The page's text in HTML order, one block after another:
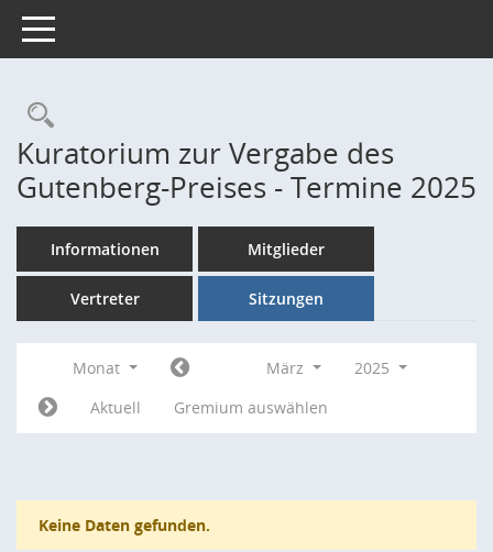
Toggle navigation
Rechercheauswahl
Kuratorium zur Vergabe des
Gutenberg-Preises - Termine 2025
Informationen Mitglieder
Vertreter Sitzungen
Monat März
2025
Aktuell
Gremium auswählen
Keine Daten gefunden.